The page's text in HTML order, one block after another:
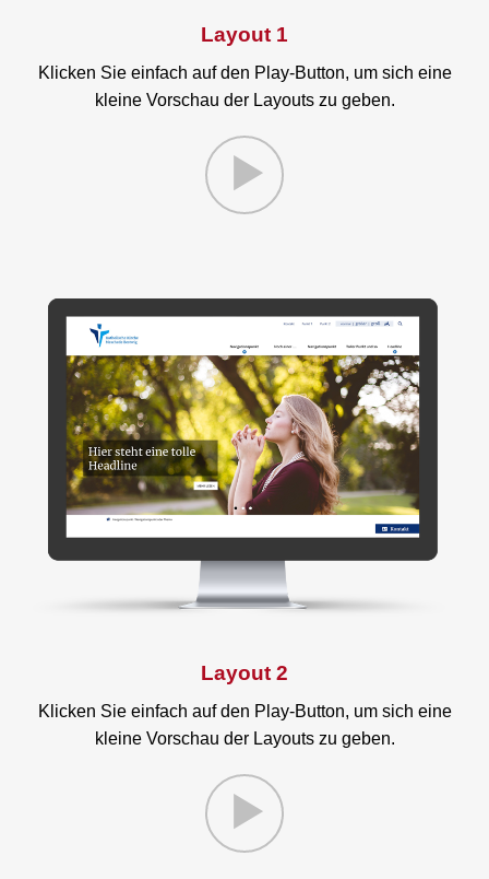
Layout 1
Klicken Sie einfach auf den Play-Button, um sich eine
kleine Vorschau der Layouts zu geben.
Layout 2
Klicken Sie einfach auf den Play-Button, um sich eine
kleine Vorschau der Layouts zu geben.